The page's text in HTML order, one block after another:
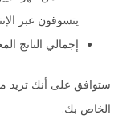
يتسوقون عبر
إجمالي الناتج المحلي 933 مليار
ستوافق على أنك تريد
الخاص بك.